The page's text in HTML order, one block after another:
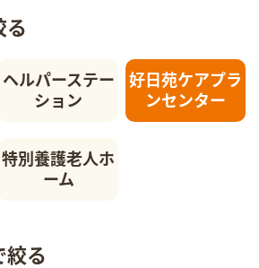
る
ヘルパーステー
ション
好日苑ケアプラ
ンセンター
特別養護老人ホ
ーム
絞る